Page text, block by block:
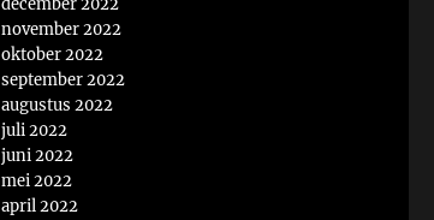
december 2022
november 2022
oktober 2022
september 2022
augustus 2022
juli 2022
juni 2022
mei 2022
april 2022